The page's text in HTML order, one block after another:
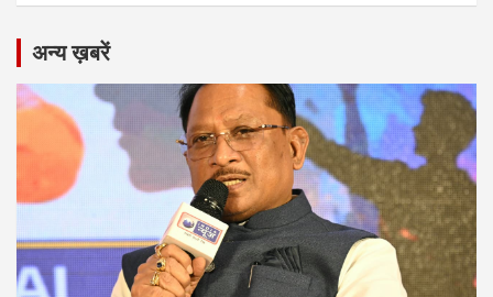
अन्य ख़बरें